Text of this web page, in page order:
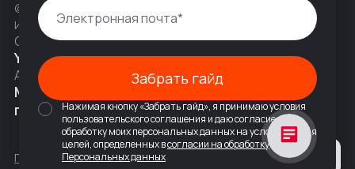
© 2010 — 2026 ООО «Найнсевен», УНП 191376768,
ИНН 9710142077, КПП 771001001, ОГРН 1247700831377
Соц сети
YouTubeНаписать в Telegram
Адрес
Москва, 2-я Тверская-Ямская 18,
помещ. 7/2
Политика конфиденциальности
Забрать гайд
Нажимая кнопку «Забрать гайд», я принимаю условия
пользовательского соглашения и даю согласие на
обработку моих персональных данных на условиях и для
целей, определенных всогласии на обработку
Персональных данных